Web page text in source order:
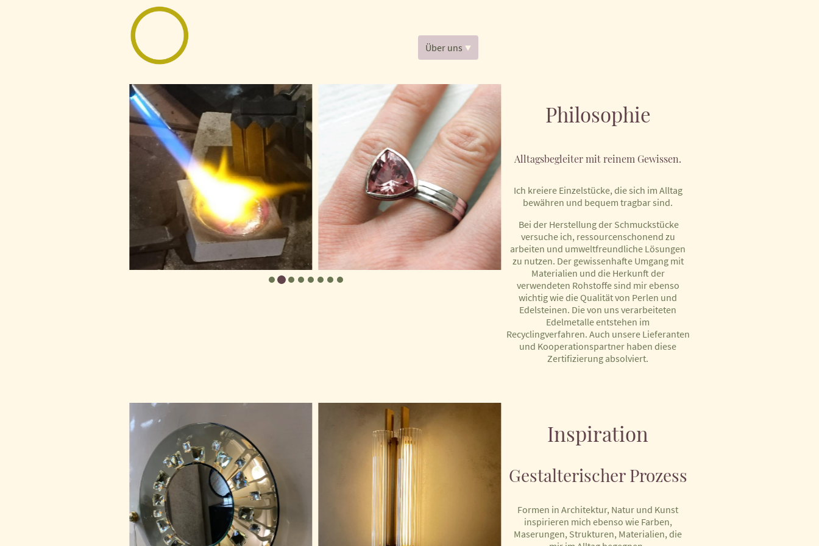
Über uns
Philosophie
Alltagsbegleiter mit reinem Gewissen.
Ich kreiere Einzelstücke, die sich im Alltag
bewähren und bequem tragbar sind.
Bei der Herstellung der Schmuckstücke
versuche ich, ressourcenschonend zu
arbeiten und umweltfreundliche Lösungen
zu nutzen. Der gewissenhafte Umgang mit
Materialien und die Herkunft der
verwendeten Rohstoffe sind mir ebenso
wichtig wie die Qualität von Perlen und
Edelsteinen. Die von uns verarbeiteten
Edelmetalle entstehen im
Recyclingverfahren. Auch unsere Lieferanten
und Kooperationspartner haben diese
Zertifizierung absolviert.
Inspiration
Gestalterischer Prozess
Formen in Architektur, Natur und Kunst
inspirieren mich ebenso wie Farben,
Maserungen, Strukturen, Materialien, die